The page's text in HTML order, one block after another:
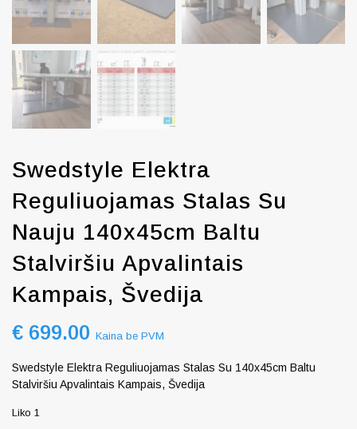
Swedstyle Elektra
Reguliuojamas Stalas Su
Nauju 140x45cm Baltu
Stalviršiu Apvalintais
Kampais, Švedija
€ 699.00 Kaina be PVM
Swedstyle Elektra Reguliuojamas Stalas Su 140x45cm Baltu
Stalviršiu Apvalintais Kampais, Švedija
Liko 1